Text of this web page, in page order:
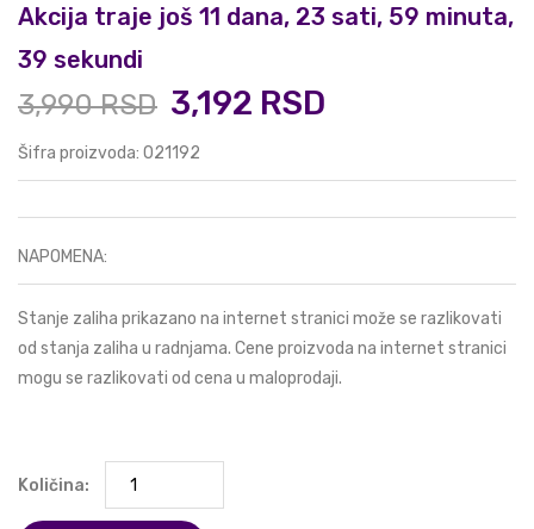
Akcija traje još 11 dana, 23 sati, 59 minuta,
38 sekundi
3,990 RSD 3,192 RSD
Šifra proizvoda: 021192
NAPOMENA:
Stanje zaliha prikazano na internet stranici može se razlikovati
od stanja zaliha u radnjama. Cene proizvoda na internet stranici
mogu se razlikovati od cena u maloprodaji.
Količina: